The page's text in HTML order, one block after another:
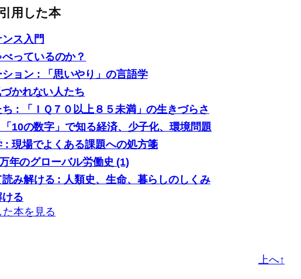
用した本
ス入門
っているのか？
ョン : 「思いやり」の言語学
かれない人たち
: 「ＩＱ７０以上８５未満」の生きづらさ
10の数字」で知る経済、少子化、環境問題
: 現場でよくある課題への処方箋
年のグローバル労働史 (1)
み解ける : 人類史、生命、暮らしのしくみ
る
本を見る
上へ↑